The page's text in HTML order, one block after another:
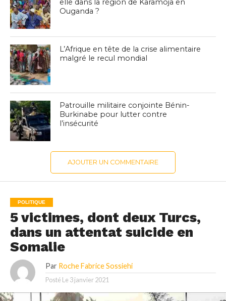
elle dans la région de Karamoja en
Ouganda ?
L’Afrique en tête de la crise alimentaire
malgré le recul mondial
Patrouille militaire conjointe Bénin-
Burkinabe pour lutter contre
l’insécurité
AJOUTER UN COMMENTAIRE
POLITIQUE
5 victimes, dont deux Turcs,
dans un attentat suicide en
Somalie
Par Roche Fabrice Sossiehi
Posté Le 3 janvier 2021